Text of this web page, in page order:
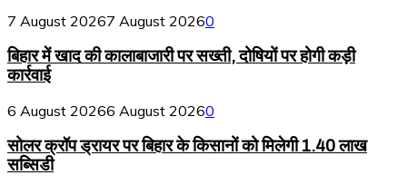
7 August 20267 August 20260
बिहार में खाद की कालाबाजारी पर सख्ती, दोषियों पर होगी कड़ी
कार्रवाई
6 August 20266 August 20260
सोलर क्रॉप ड्रायर पर बिहार के किसानों को मिलेगी 1.40 लाख
सब्सिडी